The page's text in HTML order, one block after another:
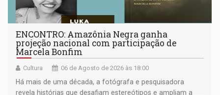
ENCONTRO: Amazônia Negra ganha
projeção nacional com participação de
Marcela Bonfim
Cultura 06 de Agosto de 2026 às 18:00
Há mais de uma década, a fotógrafa e pesquisadora
revela histórias que desafiam estereótipos e ampliam a